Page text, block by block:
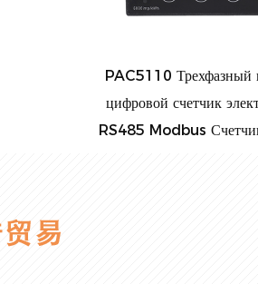
PAC5110 Трехфазный панельный
цифровой счетчик электроэнергии
RS485 Modbus Счетчик мощности